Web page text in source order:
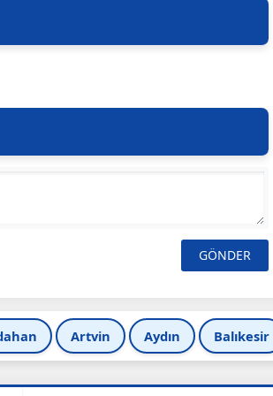
Artvin Aydın Balıkesir